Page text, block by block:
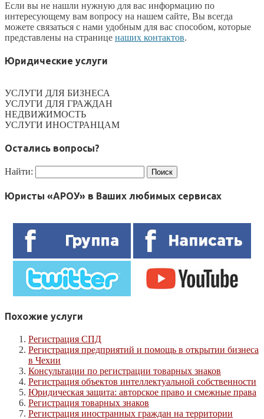
Если вы не нашли нужную для вас информацию по
интересующему вам вопросу на нашем сайте, Вы всегда
можете связаться с нами удобным для вас способом, которые
представлены на странице наших контактов.
Юридические услуги
УСЛУГИ ДЛЯ БИЗНЕСА
УСЛУГИ ДЛЯ ГРАЖДАН
НЕДВИЖИМОСТЬ
УСЛУГИ ИНОСТРАНЦАМ
Остались вопросы?
Найти:
Юристы «АРОУ» в Ваших любимых сервисах
Похожие услуги
Регистрация СПД
Регистрация предприятий и помощь в открытии бизнеса
в Чехии
Консультации по регистрации товарных знаков
Регистрация объектов интеллектуальной собственности
Юридическая защита: авторское право и смежные права
Регистрация товарных знаков
Регистрация иностранных граждан на территории